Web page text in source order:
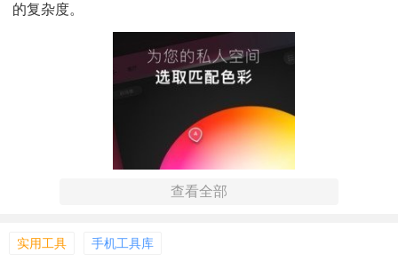
的复杂度。
查看全部
实用工具 手机工具库